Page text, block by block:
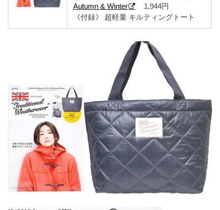
Autumn & Winter
1,944円
《付録》 超軽量 キルティングトート